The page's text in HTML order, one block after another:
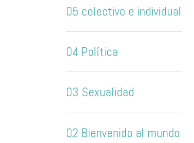
05 colectivo e individual
04 Política
03 Sexualidad
02 Bienvenido al mundo